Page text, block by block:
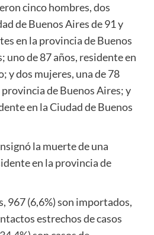
cinco hombres, dos
de Buenos Aires de 91 y
en la provincia de Buenos
uno de 87 años, residente en
y dos mujeres, una de 78
de Buenos Aires; y
en la Ciudad de Buenos
la muerte de una
en la provincia de
967 (6,6%) son importados,
estrechos de casos